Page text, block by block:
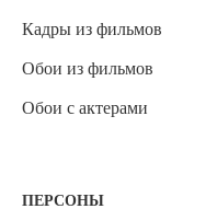
Кадры из фильмов
Обои из фильмов
Обои с актерами
ПЕРСОНЫ